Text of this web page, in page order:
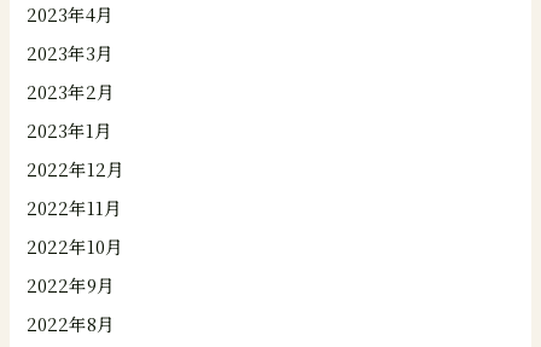
2023年4月
2023年3月
2023年2月
2023年1月
2022年12月
2022年11月
2022年10月
2022年9月
2022年8月